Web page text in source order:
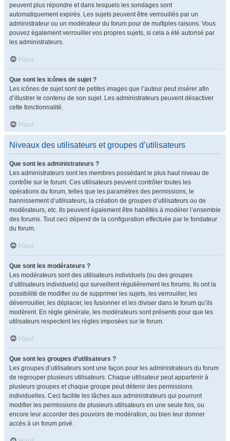
peuvent plus répondre et dans lesquels les sondages sont
automatiquement expirés. Les sujets peuvent être verrouillés par un
administrateur ou un modérateur du forum pour de multiples raisons. Vous
pouvez également verrouiller vos propres sujets, si cela a été autorisé par
les administrateurs.
Haut
Que sont les icônes de sujet ?
Les icônes de sujet sont de petites images que l’auteur peut insérer afin
d’illustrer le contenu de son sujet. Les administrateurs peuvent désactiver
cette fonctionnalité.
Haut
Niveaux des utilisateurs et groupes d’utilisateurs
Que sont les administrateurs ?
Les administrateurs sont les membres possédant le plus haut niveau de
contrôle sur le forum. Ces utilisateurs peuvent contrôler toutes les
opérations du forum, telles que les paramètres des permissions, le
bannissement d’utilisateurs, la création de groupes d’utilisateurs ou de
modérateurs, etc. Ils peuvent également être habilités à modérer l’ensemble
des forums. Tout ceci dépend de la configuration effectuée par le fondateur
du forum.
Haut
Que sont les modérateurs ?
Les modérateurs sont des utilisateurs individuels (ou des groupes
d’utilisateurs individuels) qui surveillent régulièrement les forums. Ils ont la
possibilité de modifier ou de supprimer les sujets, les verrouiller, les
déverrouiller, les déplacer, les fusionner et les diviser dans le forum qu’ils
modèrent. En règle générale, les modérateurs sont présents pour que les
utilisateurs respectent les règles imposées sur le forum.
Haut
Que sont les groupes d’utilisateurs ?
Les groupes d’utilisateurs sont une façon pour les administrateurs du forum
de regrouper plusieurs utilisateurs. Chaque utilisateur peut appartenir à
plusieurs groupes et chaque groupe peut détenir des permissions
individuelles. Ceci facilite les tâches aux administrateurs qui pourront
modifier les permissions de plusieurs utilisateurs en une seule fois, ou
encore leur accorder des pouvoirs de modération, ou bien leur donner
accès à un forum privé.